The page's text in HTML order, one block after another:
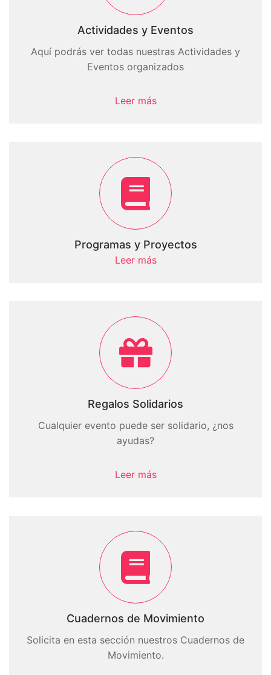
Actividades y Eventos
Aquí podrás ver todas nuestras Actividades y
Eventos organizados
Leer más
Programas y Proyectos
Leer más
Regalos Solidarios
Cualquier evento puede ser solidario, ¿nos
ayudas?
Leer más
Cuadernos de Movimiento
Solicita en esta sección nuestros Cuadernos de
Movimiento.